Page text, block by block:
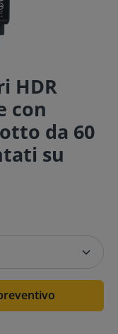
HDR
con
da 60
su